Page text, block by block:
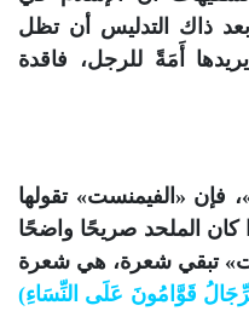
ذاك التدليس أن تظل
أَمَةً للرجل، فاقدة
فإن «الفيمنست» تقولها
كان الملحد صريحًا واضحًا
تبقي شعرة، هي شعرة
قَوَّامُونَ عَلَى النِّسَاءِ)